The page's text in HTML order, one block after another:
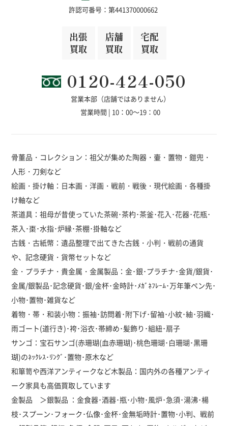
許認可番号：第441370000662
出張
買取
店舗
買取
宅配
買取
0120-424-050
営業本部（店舗ではありません）
営業時間 | 10：00～19：00
骨董品・コレクション：祖父が集めた陶器・壷・置物・鎧兜・
人形・刀剣など
絵画・掛け軸：日本画・洋画・戦前・戦後・現代絵画・各種掛
け軸など
茶道具：祖母が昔使っていた茶碗･茶杓･茶釜･花入･花器･花瓶･
茶入･棗･水指･炉縁･茶棚･掛軸など
古銭・古紙幣：遺品整理で出てきた古銭・小判・戦前の通貨
や、記念硬貨・貨幣セットなど
金・プラチナ・貴金属・金属製品：金･銀･プラチナ･金貨/銀貨･
金属/銀製品･記念硬貨･銀/金杯･金時計･ﾒｶﾞﾈﾌﾚｰﾑ･万年筆ペン先･
小物･置物･雑貨など
着物・帯・和装小物：振袖･訪問着･附下げ･留袖･小紋･紬･羽織･
雨ゴート(道行き)･袴･浴衣･帯締め･髪飾り･組紐･扇子
サンゴ：宝石サンゴ(赤珊瑚(血赤珊瑚)･桃色珊瑚･白珊瑚･黒珊
瑚)のﾈｯｸﾚｽ･ﾘﾝｸﾞ･置物･原木など
和箪笥や西洋アンティークなど木製品：国内外の各種アンティ
ーク家具も高価買取しています
金製品 ＞銀製品 ：金食器･酒器･瓶･小物･風炉･急須･湯沸･楊
枝･スプーン･フォーク･仏像･金杯･金無垢時計･置物･小判、戦前